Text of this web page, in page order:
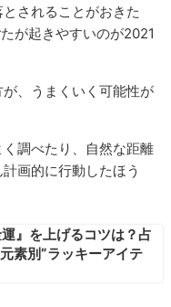
されることがおきた
が起きやすいのが2021
、うまくいく可能性が
調べたり、自然な距離
画的に行動したほう
』を上げるコツは？占
素別”ラッキーアイテ